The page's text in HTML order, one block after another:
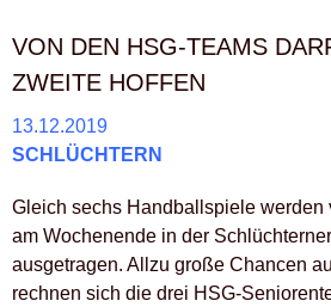
VON DEN HSG-TEAMS
ZWEITE HOFFEN
13.12.2019
SCHLÜCHTERN
Gleich sechs Handballspiele werden
am Wochenende in der
ausgetragen. Allzu große Chancen
rechnen sich die drei HSG-